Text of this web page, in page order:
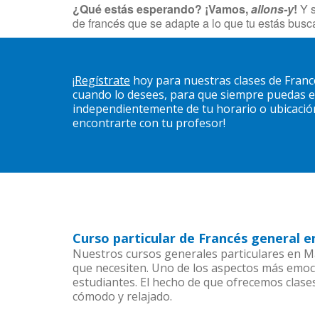
¿Qué estás esperando? ¡Vamos,allons-y! Y
de francés que se adapte a lo que tu estás
¡Regístrate hoy para nuestras clases de
cuando lo desees, para que siempre
independientemente de tu horario o
encontrarte con tu profesor!
Curso particular de Francés general
Nuestros cursos generales particulares en
que necesiten. Uno de los aspectos más
estudiantes. El hecho de que ofrecemos
cómodo y relajado.